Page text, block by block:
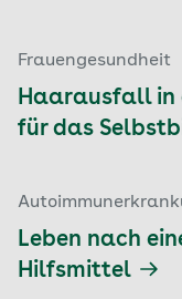
Frauengesundheit
Haarausfall in
für das
Leben nach
Hilfsmittel